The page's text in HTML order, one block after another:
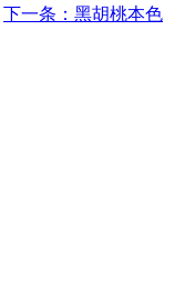
下一条：黑胡桃本色